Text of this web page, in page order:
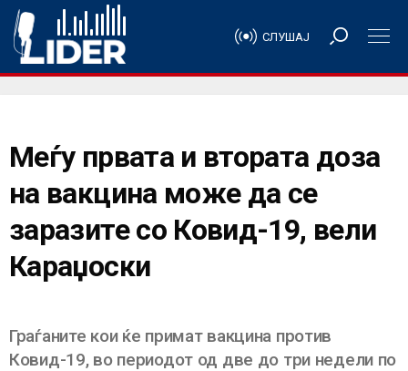
СЛУШАЈ
Меѓу првата и втората доза
на вакцина може да се
заразите со Ковид-19, вели
Караџоски
Граѓаните кои ќе примат вакцина против
Ковид-19, во периодот од две до три недели по